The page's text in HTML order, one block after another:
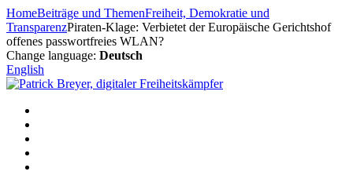
Zum
Inhalt
springen
HomeBeiträge und ThemenFreiheit, Demokratie und
TransparenzPiraten-Klage: Verbietet der Europäische Gerichtshof
offenes passwortfreies WLAN?
Change language: Deutsch
English